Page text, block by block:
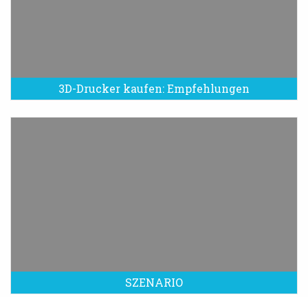
3D-Drucker kaufen: Empfehlungen
SZENARIO